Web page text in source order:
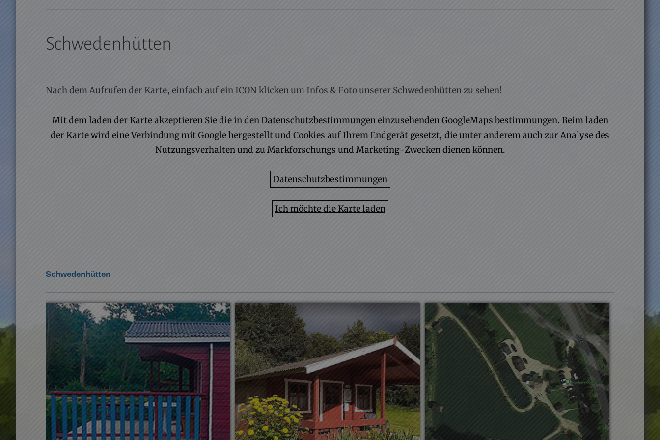
Schwedenhütten
Nach dem Aufrufen der Karte, einfach auf ein ICON klicken um Infos & Foto unserer Schwedenhütten zu sehen!
Mit dem laden der Karte akzeptieren Sie die in den Datenschutzbestimmungen einzusehenden GoogleMaps bestimmungen. Beim laden
der Karte wird eine Verbindung mit Google hergestellt und Cookies auf Ihrem Endgerät gesetzt, die unter anderem auch zur Analyse des
Nutzungsverhalten und zu Markforschungs und Marketing-Zwecken dienen können.
Datenschutzbestimmungen
Ich möchte die Karte laden
Schwedenhütten